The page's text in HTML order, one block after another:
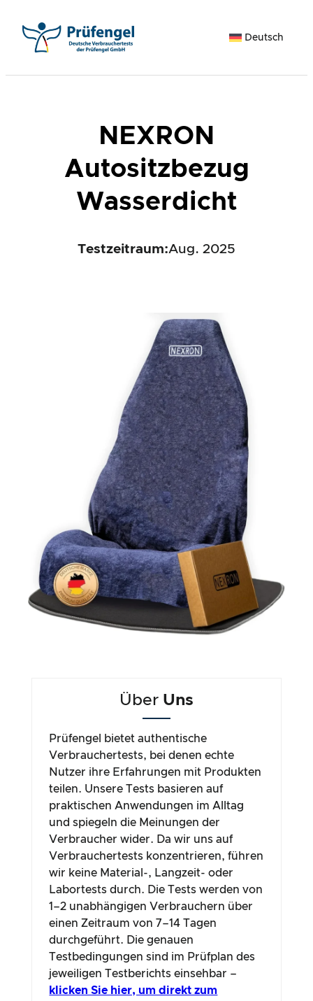
Inhalt
springen
Deutsch
NEXRON
Autositzbezug
Wasserdicht
Testzeitraum:Aug. 2025
Über Uns
Prüfengel bietet authentische
Verbrauchertests, bei denen echte
Nutzer ihre Erfahrungen mit Produkten
teilen. Unsere Tests basieren auf
praktischen Anwendungen im Alltag
und spiegeln die Meinungen der
Verbraucher wider. Da wir uns auf
Verbrauchertests konzentrieren, führen
wir keine Material-, Langzeit- oder
Labortests durch. Die Tests werden von
1–2 unabhängigen Verbrauchern über
einen Zeitraum von 7–14 Tagen
durchgeführt. Die genauen
Testbedingungen sind im Prüfplan des
jeweiligen Testberichts einsehbar –
klicken Sie hier, um direkt zum